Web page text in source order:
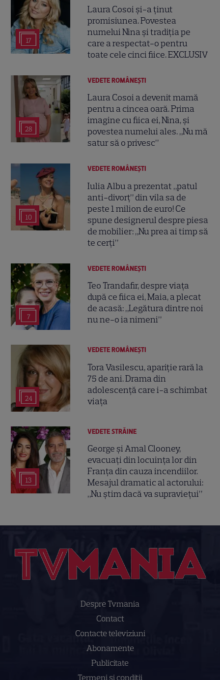
17
Laura Cosoi și-a ținut
promisiunea. Povestea
numelui Nina și tradiția pe
care a respectat-o pentru
toate cele cinci fiice. EXCLUSIV
28
VEDETE ROMÂNEŞTI
Laura Cosoi a devenit mamă
pentru a cincea oară. Prima
imagine cu fiica ei, Nina, și
povestea numelui ales. „Nu mă
satur să o privesc”
10
VEDETE ROMÂNEŞTI
Iulia Albu a prezentat „patul
anti-divorț” din vila sa de
peste 1 milion de euro! Ce
spune designerul despre piesa
de mobilier: „Nu prea ai timp să
te cerți”
7
VEDETE ROMÂNEŞTI
Teo Trandafir, despre viața
după ce fiica ei, Maia, a plecat
de acasă: „Legătura dintre noi
nu ne-o ia nimeni”
24
VEDETE ROMÂNEŞTI
Tora Vasilescu, apariție rară la
75 de ani. Drama din
adolescență care i-a schimbat
viața
13
VEDETE STRĂINE
George și Amal Clooney,
evacuați din locuința lor din
Franța din cauza incendiilor.
Mesajul dramatic al actorului:
„Nu știm dacă va supraviețui”
Despre Tvmania
Contact
Contacte televiziuni
Abonamente
Publicitate
Termeni și condiții